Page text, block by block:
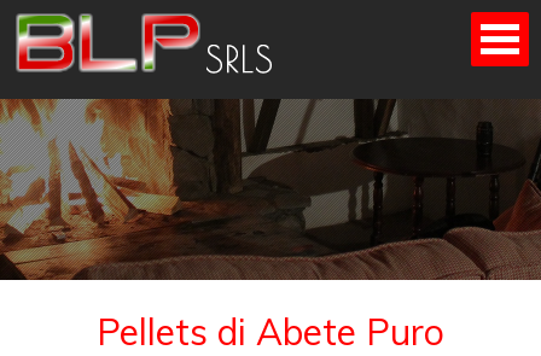
content
Pellets di Abete Puro